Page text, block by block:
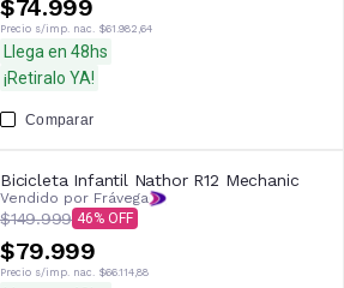
$74.999
Precio s/imp. nac. $61.982,64
Llega en 48hs
¡Retiralo YA!
Comparar
Bicicleta Infantil Nathor R12 Mechanic
Vendido por Frávega
$149.999 46
$79.999
Precio s/imp. nac. $66.114,88